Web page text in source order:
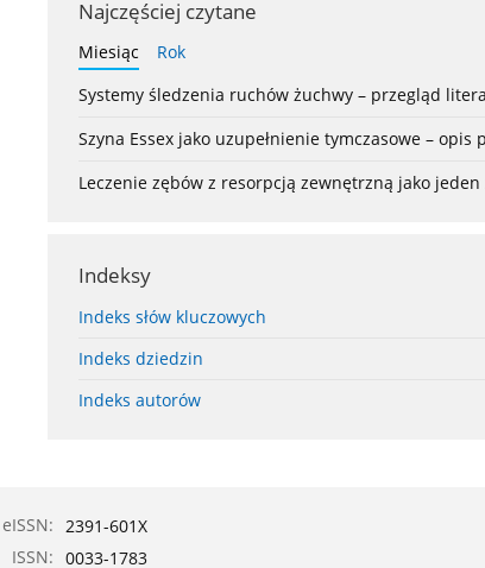
Najczęściej czytane
Miesiąc
Rok
Systemy śledzenia ruchów żuchwy – przegląd
Szyna Essex jako uzupełnienie tymczasowe – opis
Leczenie zębów z resorpcją zewnętrzną jako
Indeksy
Indeks słów kluczowych
Indeks dziedzin
Indeks autorów
eISSN: 2391-601X
ISSN: 0033-1783